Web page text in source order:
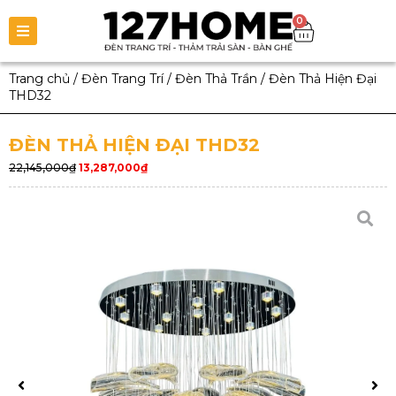
0
Trang chủ / Đèn Trang Trí/ Đèn Thả Trần / Đèn Thả Hiện Đại
THD32
ĐÈN THẢ HIỆN ĐẠI THD32
22,145,000₫ 13,287,000₫